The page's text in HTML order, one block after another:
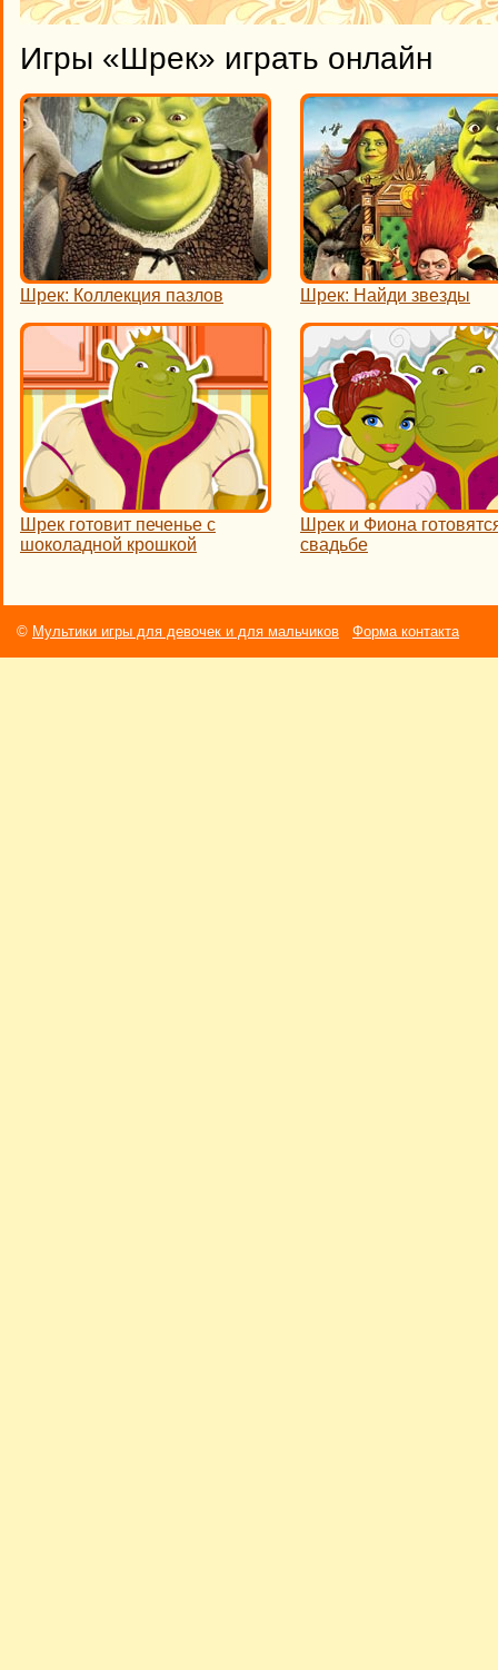
Игры «Шрек» играть онлайн
Шрек: Коллекция пазлов Шрек: Найди звезды
Шрек готовит печенье с
шоколадной крошкой
Шрек и Фиона
свадьбе
© Мультики игры для девочек и для мальчиков Форма контакта